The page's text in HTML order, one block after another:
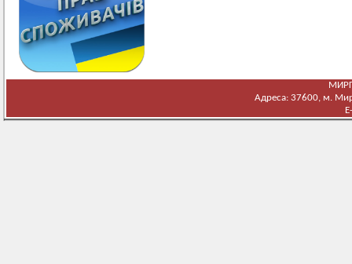
Адреса: 37600, м.